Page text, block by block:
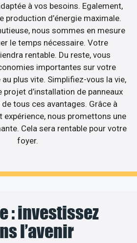
à vos besoins. Egalement,
production d’énergie maximale.
nous sommes en mesure
le temps nécessaire. Votre
rentable. Du reste, vous
importantes sur votre
plus vite. Simplifiez-vous la vie,
d’installation de panneaux
tous ces avantages. Grâce à
nous promettons une
Cela sera rentable pour votre
foyer.
: investissez
l’avenir